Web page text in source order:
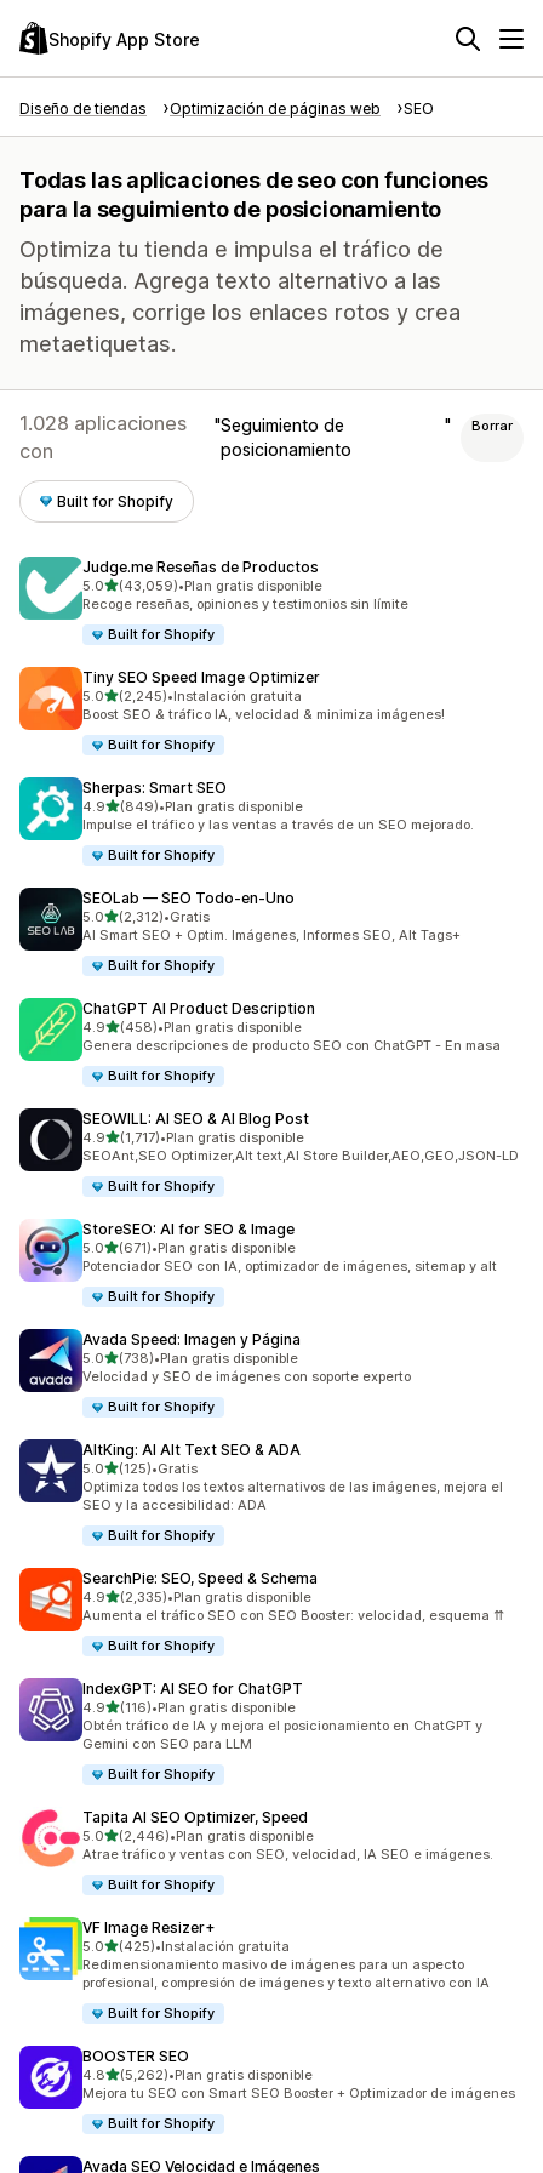
Shopify App Store
Diseño de tiendas Optimización de páginas web SEO
Todas las aplicaciones de seo con funciones
para la seguimiento de posicionamiento
Optimiza tu tienda e impulsa el tráfico de
búsqueda. Agrega texto alternativo a las
imágenes, corrige los enlaces rotos y crea
metaetiquetas.
1.028 aplicaciones
con
Seguimiento de
posicionamiento
Borrar
Built for Shopify
Judge.me Reseñas de Productos
5.0de 5 estrellas
(43,059)
43059 reseñas en total
•Plan gratis disponible
Recoge reseñas, opiniones y testimonios sin límite
Built for Shopify
Tiny SEO Speed Image Optimizer
5.0de 5 estrellas
(2,245)
2245 reseñas en total
•Instalación gratuita
Boost SEO & tráfico IA, velocidad & minimiza imágenes!
Built for Shopify
Sherpas: Smart SEO
4.9de 5 estrellas
(849)
849 reseñas en total
•Plan gratis disponible
Impulse el tráfico y las ventas a través de un SEO mejorado.
Built for Shopify
SEOLab — SEO Todo‑en‑Uno
5.0de 5 estrellas
(2,312)
2312 reseñas en total
•Gratis
AI Smart SEO + Optim. Imágenes, Informes SEO, Alt Tags+
Built for Shopify
ChatGPT AI Product Description
4.9de 5 estrellas
(458)
458 reseñas en total
•Plan gratis disponible
Genera descripciones de producto SEO con ChatGPT - En masa
Built for Shopify
SEOWILL: AI SEO & AI Blog Post
4.9de 5 estrellas
(1,717)
1717 reseñas en total
•Plan gratis disponible
SEOAnt,SEO Optimizer,Alt text,AI Store Builder,AEO,GEO,JSON-LD
Built for Shopify
StoreSEO: AI for SEO & Image
5.0de 5 estrellas
(671)
671 reseñas en total
•Plan gratis disponible
Potenciador SEO con IA, optimizador de imágenes, sitemap y alt
Built for Shopify
Avada Speed: Imagen y Página
5.0de 5 estrellas
(738)
738 reseñas en total
•Plan gratis disponible
Velocidad y SEO de imágenes con soporte experto
Built for Shopify
AltKing: AI Alt Text SEO & ADA
5.0de 5 estrellas
(125)
125 reseñas en total
•Gratis
Optimiza todos los textos alternativos de las imágenes, mejora el
SEO y la accesibilidad: ADA
Built for Shopify
SearchPie: SEO, Speed & Schema
4.9de 5 estrellas
(2,335)
2335 reseñas en total
•Plan gratis disponible
Aumenta el tráfico SEO con SEO Booster: velocidad, esquema ⇈
Built for Shopify
IndexGPT: AI SEO for ChatGPT
4.9de 5 estrellas
(116)
116 reseñas en total
•Plan gratis disponible
Obtén tráfico de IA y mejora el posicionamiento en ChatGPT y
Gemini con SEO para LLM
Built for Shopify
Tapita AI SEO Optimizer, Speed
5.0de 5 estrellas
(2,446)
2446 reseñas en total
•Plan gratis disponible
Atrae tráfico y ventas con SEO, velocidad, IA SEO e imágenes.
Built for Shopify
VF Image Resizer+
5.0de 5 estrellas
(425)
425 reseñas en total
•Instalación gratuita
Redimensionamiento masivo de imágenes para un aspecto
profesional, compresión de imágenes y texto alternativo con IA
Built for Shopify
BOOSTER SEO
4.8de 5 estrellas
(5,262)
5262 reseñas en total
•Plan gratis disponible
Mejora tu SEO con Smart SEO Booster + Optimizador de imágenes
Built for Shopify
Avada SEO Velocidad e Imágenes